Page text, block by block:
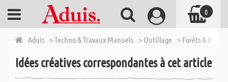
Aduis > Techno & Travaux Manuels > Outillage > Forêts & Bits
Idées créatives correspondantes à cet article
0